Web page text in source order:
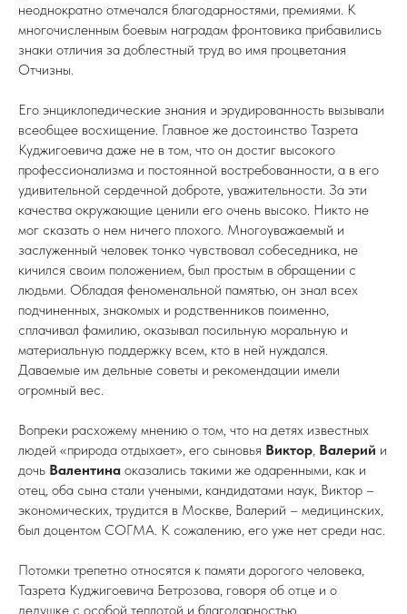
неоднократно отмечался благодарностями, премиями. К
многочисленным боевым наградам фронтовика прибавились
знаки отличия за доблестный труд во имя процветания
Отчизны.
Его энциклопедические знания и эрудированность вызывали
всеобщее восхищение. Главное же достоинство Тазрета
Куджигоевича даже не в том, что он достиг высокого
профессионализма и постоянной востребованности, а в его
удивительной сердечной доброте, уважительности. За эти
качества окружающие ценили его очень высоко. Никто не
мог сказать о нем ничего плохого. Многоуважаемый и
заслуженный человек тонко чувствовал собеседника, не
кичился своим положением, был простым в обращении с
людьми. Обладая феноменальной памятью, он знал всех
подчиненных, знакомых и родственников поименно,
сплачивал фамилию, оказывал посильную моральную и
материальную поддержку всем, кто в ней нуждался.
Даваемые им дельные советы и рекомендации имели
огромный вес.
Вопреки расхожему мнению о том, что на детях известных
людей «природа отдыхает», его сыновья Виктор, Валерий и
дочь Валентина оказались такими же одаренными, как и
отец, оба сына стали учеными, кандидатами наук, Виктор –
экономических, трудится в Москве, Валерий – медицинских,
был доцентом СОГМА. К сожалению, его уже нет среди нас.
Потомки трепетно относятся к памяти дорогого человека,
Тазрета Куджигоевича Бетрозова, говоря об отце и о
дедушке с особой теплотой и благодарностью.